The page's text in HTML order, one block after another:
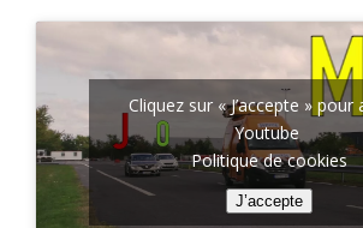
Cliquez sur « J’accepte » pour
Youtube
Politique de cookies
J’accepte